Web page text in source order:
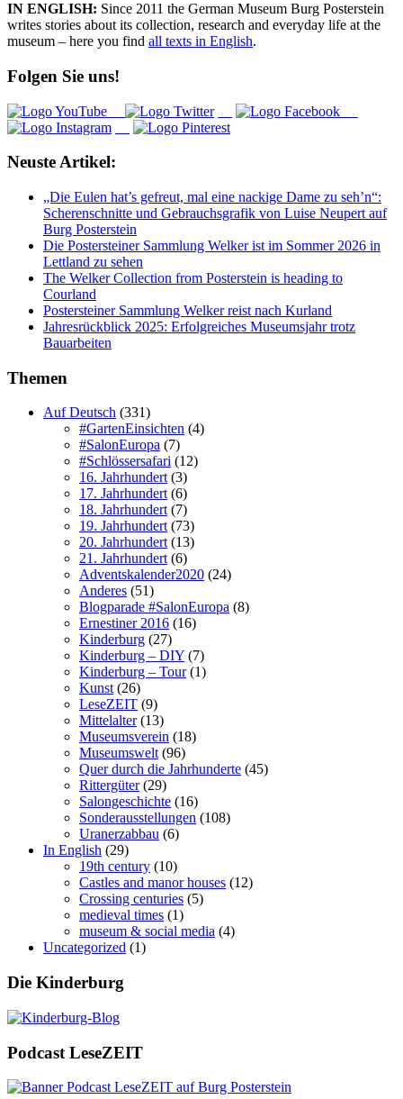
IN ENGLISH: Since 2011 the German Museum Burg Posterstein
writes stories about its collection, research and everyday life at the
museum – here you find all texts in English.
Folgen Sie uns!
Neuste Artikel:
„Die Eulen hat’s gefreut, mal eine nackige Dame zu seh’n“:
Scherenschnitte und Gebrauchsgrafik von Luise Neupert auf
Burg Posterstein
Die Postersteiner Sammlung Welker ist im Sommer 2026 in
Lettland zu sehen
The Welker Collection from Posterstein is heading to
Courland
Postersteiner Sammlung Welker reist nach Kurland
Jahresrückblick 2025: Erfolgreiches Museumsjahr trotz
Bauarbeiten
Themen
Auf Deutsch (331)
#GartenEinsichten (4)
#SalonEuropa (7)
#Schlössersafari (12)
16. Jahrhundert(3)
17. Jahrhundert(6)
18. Jahrhundert(7)
19. Jahrhundert(73)
20. Jahrhundert(13)
21. Jahrhundert(6)
Adventskalender2020 (24)
Anderes (51)
Blogparade #SalonEuropa (8)
Ernestiner 2016 (16)
Kinderburg (27)
Kinderburg – DIY (7)
Kinderburg – Tour(1)
Kunst(26)
LeseZEIT (9)
Mittelalter(13)
Museumsverein (18)
Museumswelt(96)
Quer durch die Jahrhunderte (45)
Rittergüter(29)
Salongeschichte (16)
Sonderausstellungen (108)
Uranerzabbau (6)
In English (29)
19th century (10)
Castles and manor houses (12)
Crossing centuries (5)
medieval times (1)
museum & social media (4)
Uncategorized (1)
Die Kinderburg
Podcast LeseZEIT